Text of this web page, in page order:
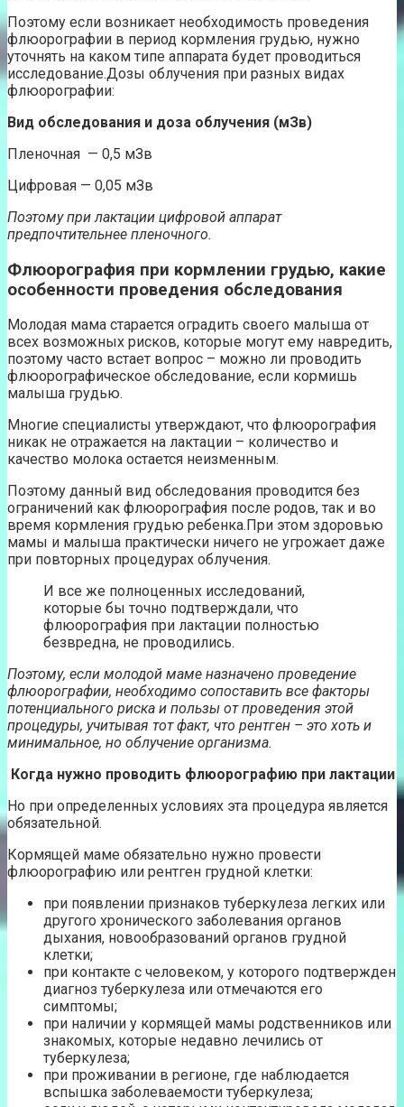
Поэтому если возникает необходимость проведения
флюорографии в период кормления грудью, нужно
уточнять на каком типе аппарата будет проводиться
исследование.Дозы облучения при разных видах
флюорографии:
Вид обследования и доза облучения (мЗв)
Пленочная — 0,5 мЗв
Цифровая — 0,05 мЗв
Поэтому при лактации цифровой аппарат
предпочтительнее пленочного.
Флюорография при кормлении грудью, какие
особенности проведения обследования
Молодая мама старается оградить своего малыша от
всех возможных рисков, которые могут ему навредить,
поэтому часто встает вопрос – можно ли проводить
флюорографическое обследование, если кормишь
малыша грудью.
Многие специалисты утверждают, что флюорография
никак не отражается на лактации – количество и
качество молока остается неизменным.
Поэтому данный вид обследования проводится без
ограничений как флюорография после родов, так и во
время кормления грудью ребенка.При этом здоровью
мамы и малыша практически ничего не угрожает даже
при повторных процедурах облучения.
И все же полноценных исследований,
которые бы точно подтверждали, что
флюорография при лактации полностью
безвредна, не проводились.
Поэтому, если молодой маме назначено проведение
флюорографии, необходимо сопоставить все факторы
потенциального риска и пользы от проведения этой
процедуры, учитывая тот факт, что рентген – это хоть и
минимальное, но облучение организма.
Когда нужно проводить флюорографию при лактации
Но при определенных условиях эта процедура является
обязательной.
Кормящей маме обязательно нужно провести
флюорографию или рентген грудной клетки:
при появлении признаков туберкулеза легких или
другого хронического заболевания органов
дыхания, новообразований органов грудной
клетки;
при контакте с человеком, у которого подтвержден
диагноз туберкулеза или отмечаются его
симптомы;
при наличии у кормящей мамы родственников или
знакомых, которые недавно лечились от
туберкулеза;
при проживании в регионе, где наблюдается
вспышка заболеваемости туберкулеза;